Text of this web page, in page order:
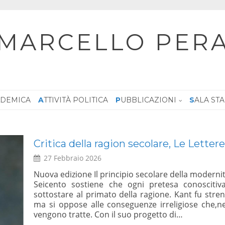
ATTIVITÀ POLITICA PUBBLICAZIONI SALA
dal
ne
Dialogo, Le ragioni del SI – Sala
Giustiniani, 5 febbraio 2026 ore 10:00 –
30 Gennaio 2026
Su iniziativa del Sen. Marcello Pera –
dei magistrati – Dialogo: le Ragioni del Si – Roma
LEGGI TUTTO